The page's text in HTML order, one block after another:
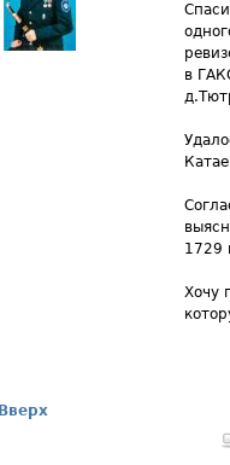
в
1729
Хочу
Вверх